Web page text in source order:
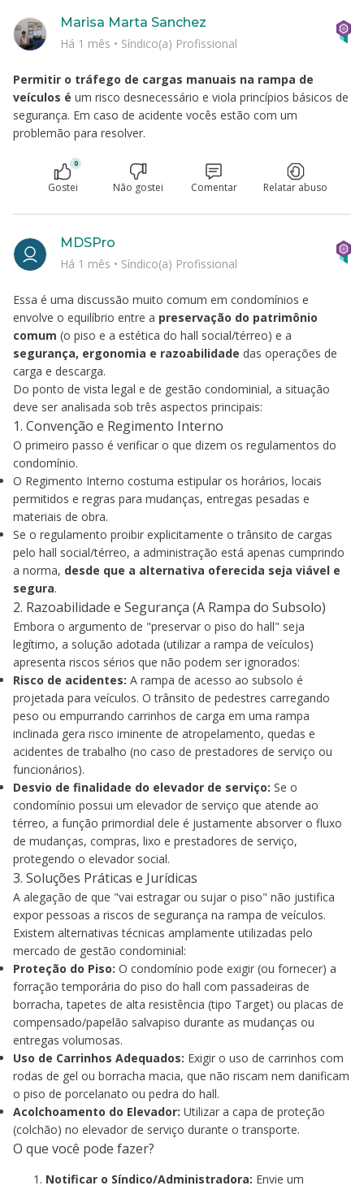
Permitir o tráfego de cargas manuais na rampa de
veículos é um risco desnecessário e viola princípios básicos de
segurança. Em caso de acidente vocês estão com um
problemão para resolver.
Marisa Marta Sanchez
Há 1 mês • Síndico(a) Profissional
0
Gostei Não gostei Comentar Relatar abuso
Essa é uma discussão muito comum em condomínios e
envolve o equilíbrio entre a preservação do patrimônio
comum (o piso e a estética do hall social/térreo) e a
segurança, ergonomia e razoabilidade das operações de
carga e descarga.
Do ponto de vista legal e de gestão condominial, a situação
deve ser analisada sob três aspectos principais:
1. Convenção e Regimento Interno
O primeiro passo é verificar o que dizem os regulamentos do
condomínio.
O Regimento Interno costuma estipular os horários, locais
permitidos e regras para mudanças, entregas pesadas e
materiais de obra.
Se o regulamento proibir explicitamente o trânsito de cargas
pelo hall social/térreo, a administração está apenas cumprindo
a norma, desde que a alternativa oferecida seja viável e
segura.
2. Razoabilidade e Segurança (A Rampa do Subsolo)
Embora o argumento de "preservar o piso do hall" seja
legítimo, a solução adotada (utilizar a rampa de veículos)
apresenta riscos sérios que não podem ser ignorados:
Risco de acidentes: A rampa de acesso ao subsolo é
projetada para veículos. O trânsito de pedestres carregando
peso ou empurrando carrinhos de carga em uma rampa
inclinada gera risco iminente de atropelamento, quedas e
acidentes de trabalho (no caso de prestadores de serviço ou
funcionários).
Desvio de finalidade do elevador de serviço: Se o
condomínio possui um elevador de serviço que atende ao
térreo, a função primordial dele é justamente absorver o fluxo
de mudanças, compras, lixo e prestadores de serviço,
protegendo o elevador social.
3. Soluções Práticas e Jurídicas
A alegação de que "vai estragar ou sujar o piso" não justifica
expor pessoas a riscos de segurança na rampa de veículos.
Existem alternativas técnicas amplamente utilizadas pelo
mercado de gestão condominial:
Proteção do Piso: O condomínio pode exigir (ou fornecer) a
forração temporária do piso do hall com passadeiras de
borracha, tapetes de alta resistência (tipo Target) ou placas de
compensado/papelão salvapiso durante as mudanças ou
entregas volumosas.
Uso de Carrinhos Adequados: Exigir o uso de carrinhos com
rodas de gel ou borracha macia, que não riscam nem danificam
o piso de porcelanato ou pedra do hall.
Acolchoamento do Elevador: Utilizar a capa de proteção
(colchão) no elevador de serviço durante o transporte.
O que você pode fazer?
Notificar o Síndico/Administradora: Envie um
MDSPro
Há 1 mês • Síndico(a) Profissional